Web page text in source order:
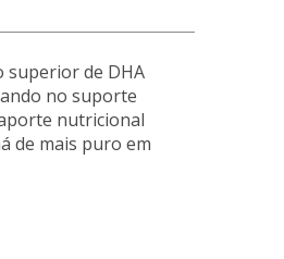
superior de DHA
no suporte
nutricional
de mais puro em